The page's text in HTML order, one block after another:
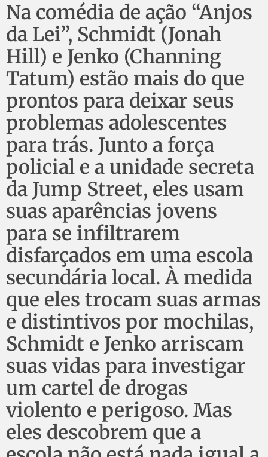
Na comédia de ação “Anjos
da Lei”, Schmidt (Jonah
Hill) e Jenko (Channing
Tatum) estão mais do que
prontos para deixar seus
problemas adolescentes
para trás. Junto a força
policial e a unidade secreta
da Jump Street, eles usam
suas aparências jovens
para se infiltrarem
disfarçados em uma escola
secundária local. À medida
que eles trocam suas armas
e distintivos por mochilas,
Schmidt e Jenko arriscam
suas vidas para investigar
um cartel de drogas
violento e perigoso. Mas
eles descobrem que a